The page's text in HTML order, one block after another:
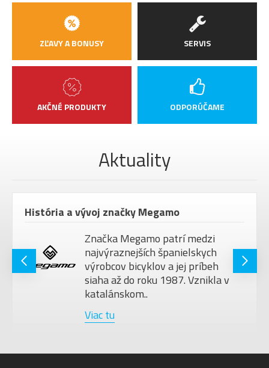
Spanninga Aerline 2.0 Brake
BLATNÍKY
Curana Apollo 70, hliník
Ursus Mooi, nastaviteľný
HMOTNOSŤ
MAX.
KOLIES
ZĽAVY A BONUSY
AKČNÉ PRODUKTY
SERVIS
ODPORÚČAME
Aktuality
História a vývoj značky Megamo
Značka Megamo patrí medzi
najvýraznejších španielskych
výrobcov bicyklov a jej príbeh
siaha až do roku 1987. Vznikla v
katalánskom..
Viac tu